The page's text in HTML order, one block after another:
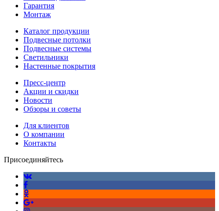
Гарантия
Монтаж
Каталог продукции
Подвесные потолки
Подвесные системы
Светильники
Настенные покрытия
Пресс-центр
Акции и скидки
Новости
Обзоры и советы
Для клиентов
О компании
Контакты
Присоединяйтесь